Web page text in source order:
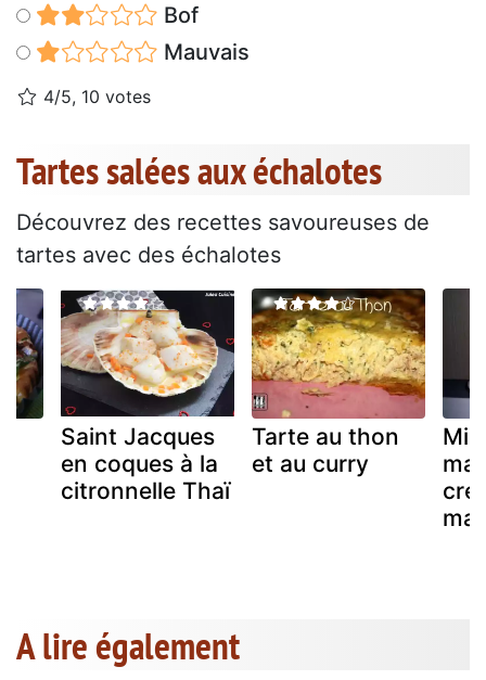
Bof
Mauvais
4/5, 10 votes
Tartes salées aux échalotes
Découvrez des recettes savoureuses de
tartes avec des échalotes
Saint Jacques
en coques à la
citronnelle Thaï
Tarte au thon
et au curry
A lire également